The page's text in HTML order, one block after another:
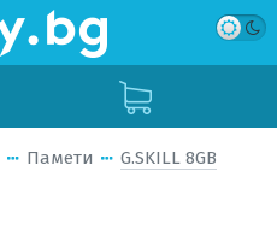
Памети
G.SKILL 8GB